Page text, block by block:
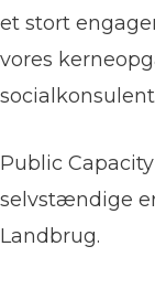
et stort
vores
Public
selvstændige
Landbrug.